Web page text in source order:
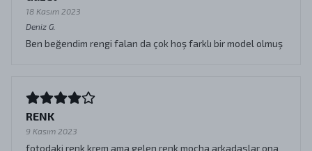
18 Kasım 2023
Deniz G.
Ben beğendim rengi falan da çok hoş farklı bir model olmuş
RENK
9 Kasım 2023
fotodaki renk krem ama gelen renk mocha arkadaslar ona